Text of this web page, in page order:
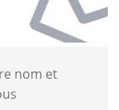
nom et